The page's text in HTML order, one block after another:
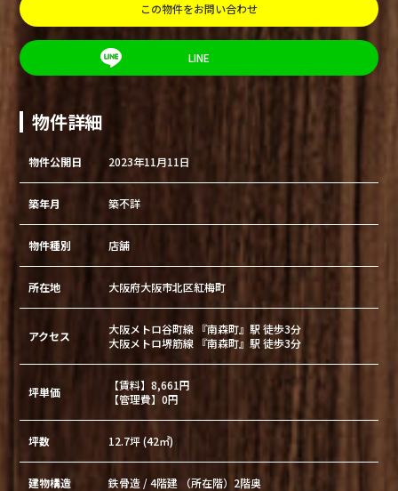
この物件をお問い合わせ
LINE
物件詳細
物件公開日 2023年11月11日
築年月 築不詳
物件種別 店舗
所在地 大阪府大阪市北区紅梅町
アクセス
大阪メトロ谷町線 『南森町』駅 徒歩3分
大阪メトロ堺筋線 『南森町』駅 徒歩3分
坪単価
【賃料】8,661円
【管理費】0円
坪数 12.7坪 (42㎡)
建物構造 鉄骨造 / 4階建 （所在階）2階奥